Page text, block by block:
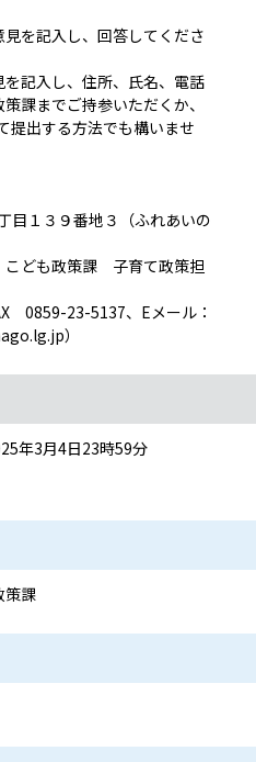
を記入し、回答してくださ
を記入し、住所、氏名、電話
課までご持参いただくか、
提出する方法でも構いませ
１３９番地３（ふれあいの
ども政策課 子育て政策担
0859-23-5137、Eメール：
）
年3月4日23時59分
策課